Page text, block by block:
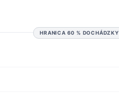
HRANICA 60 % DOCHÁDZKY